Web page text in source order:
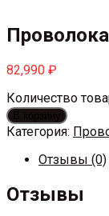
82,990 ₽
Количество
В корзину
Категория:
Отзывы (0)
Отзывы